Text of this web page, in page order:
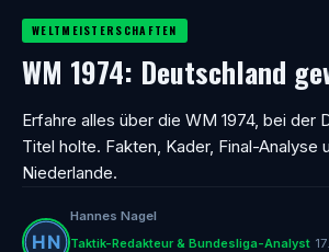
WELTMEISTERSCHAFTEN
WM 1974: Deutschland
Erfahre alles über die WM 1974, bei der
Titel holte. Fakten, Kader, Final-
Niederlande.
Hannes Nagel
Taktik-Redakteur & Bundesliga-Analyst